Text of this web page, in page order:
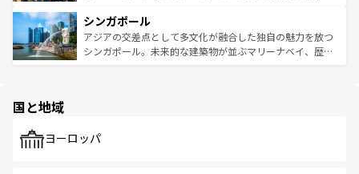
参照してほしい。
激する。気候は一年中温暖で、どの季節にも異なる楽しみ
が待っている。親しみやすいタイの人々、仏教を中心とし
た文化、そして多様な観光資源が、訪れる旅人を魅了し続
み、どこを訪れても感動するはず。観光スポットが密集し
ており、効率よく見どころを回れるのも魅力。息をのむよ
うな絶景から文化的な体験まで、香港を存分に楽しみ尽く
シンガポール
アジアの交差点として多文化が融合した独自の魅力を放つ
シンガポール。未来的な建築物が並ぶマリーナベイ、歴史
で、ホーカーズは地元の風情を楽しめる外せないスポット
国と地域
ヨーロッパ